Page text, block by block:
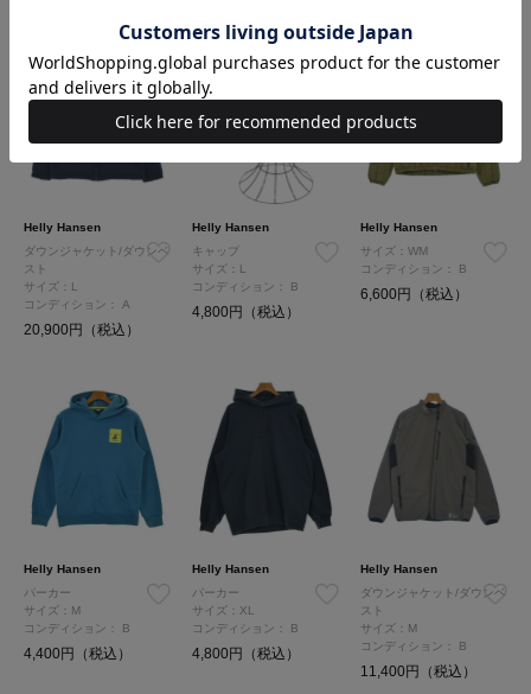
Helly Hansen
ダウンジャケット/ダウンベ
スト
サイズ：L
コンディション： A
20,900円（税込）
Helly Hansen
キャップ
サイズ：L
コンディション：
B
4,800円（税込）
Helly Hansen
サイズ：WM
コンディション：
B
6,600円（税込）
Helly Hansen
パーカー
サイズ：M
コンディション： B
4,400円（税込）
Helly Hansen
パーカー
サイズ：XL
コンディション：
B
4,800円（税込）
Helly Hansen
ダウンジャケット/ダウンベ
スト
サイズ：M
コンディション：
B
11,400円（税込）